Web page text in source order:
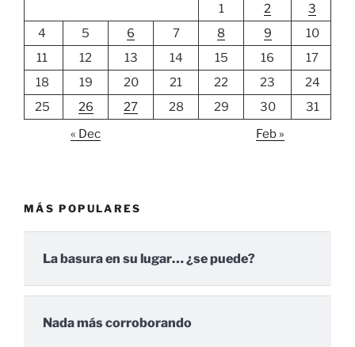
1
2
3
4
5 6 7 8 9
10
11
12 13 14 15 16
17
18
19 20 21 22 23
24
25
26 27 28 29 30
31
« Dec
Feb »
MÁS POPULARES
La basura en su lugar… ¿se puede?
Nada más corroborando